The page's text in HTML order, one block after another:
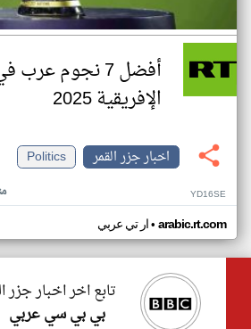
أفضل 7 نجوم
الإفريقية 2025
اخبار جزر القمر
Politics
YD16SE
ار تي عربي• arabic.rt.com
تابع اخر اخبار جزر
بي بي سي عربي